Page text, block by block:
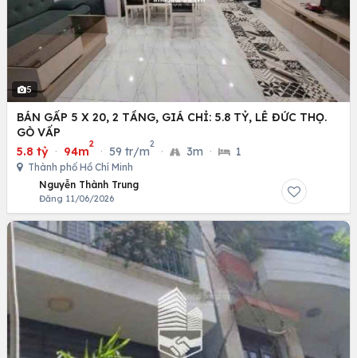
5
BÁN GẤP 5 X 20, 2 TẦNG, GIÁ CHỈ: 5.8 TỶ, LÊ ĐỨC THỌ.
GÒ VẤP
5.8 tỷ · 94m
2
· 59 tr/m
2
· 3m · 1
Thành phố Hồ Chí Minh
Nguyễn Thành Trung
Đăng 11/06/2026